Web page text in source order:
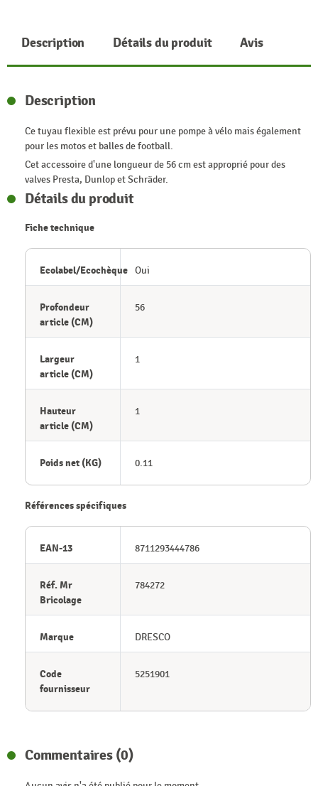
Description Détails du produit Avis
Description
Ce tuyau flexible est prévu pour une pompe à vélo mais également
pour les motos et balles de football.
Cet accessoire d'une longueur de 56 cm est approprié pour des
valves Presta, Dunlop et Schräder.
Détails du produit
Fiche technique
Ecolabel/Ecochèque Oui
Profondeur
article (CM)
56
Largeur
article (CM)
1
Hauteur
article (CM)
1
Poids net (KG) 0.11
Références spécifiques
EAN-13 8711293444786
Réf. Mr
Bricolage
784272
Marque DRESCO
Code
fournisseur
5251901
Commentaires (0)